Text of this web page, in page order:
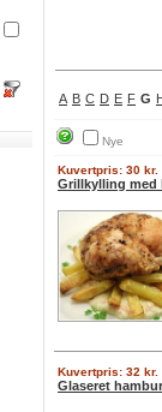
A B C D E F G
Nye
Kuvertpris: 30 kr.
Grillkylling med
Kuvertpris: 32 kr.
Glaseret